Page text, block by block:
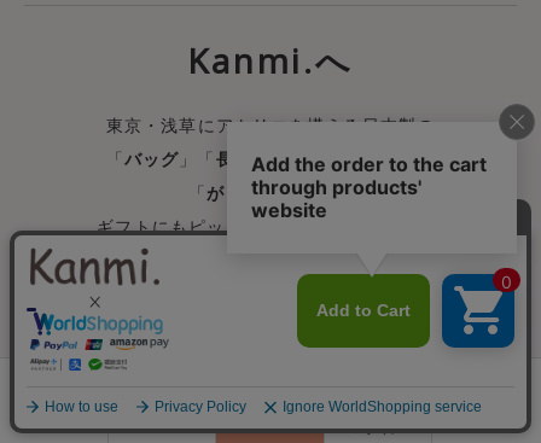
Kanmi.へ
東京・浅草にアトリエを構える日本製の
「バッグ 」「 長財布」「二つ折り財布」
「 がま口財布」から
ギフトにもピッタリな「
1300アイテムの圧倒的な品揃え！
創業25年。修理やお手入れなどの
毎日忙しい女性にずっと永く寄り添える
オンリーワンな革小物を。
会員登録
ログイン